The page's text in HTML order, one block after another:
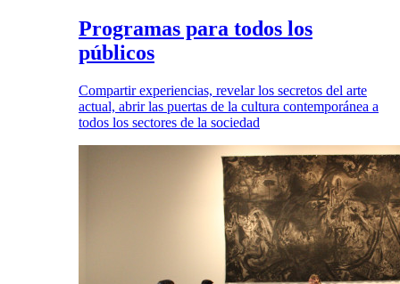
Programas para todos los
públicos
Compartir experiencias, revelar los secretos del arte
actual, abrir las puertas de la cultura contemporánea a
todos los sectores de la sociedad